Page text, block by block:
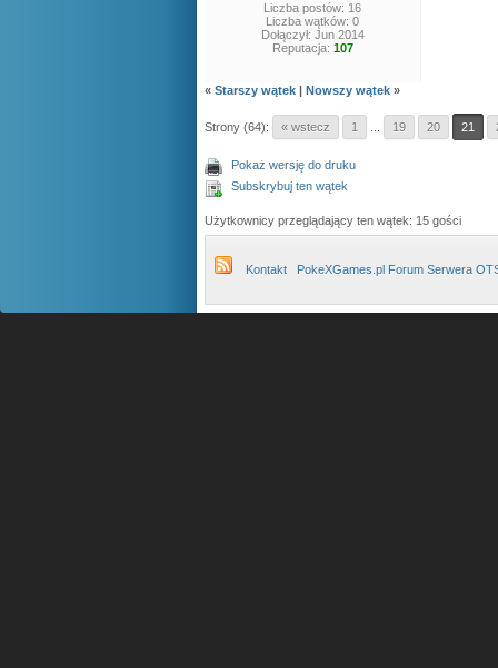
Liczba postów: 16
Liczba wątków: 0
Dołączył: Jun 2014
Reputacja: 107
« Starszy wątek | Nowszy wątek »
Strony (64): « wstecz 1 19 20 21
Pokaż wersję do druku
Subskrybuj ten wątek
Użytkownicy przeglądający ten wątek: 15 gości
Kontakt PokeXGames.pl Forum Serwera